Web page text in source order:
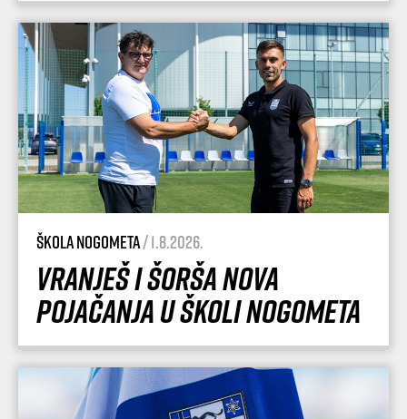
Škola nogometa/ 1.8.2026.
Vranješ i Šorša nova
pojačanja u Školi nogometa